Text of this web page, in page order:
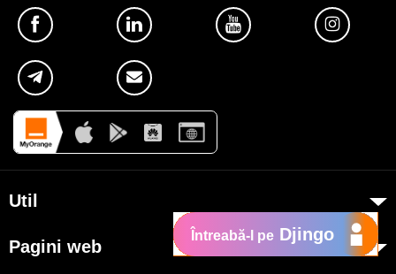
Util
Pagini web
Întreabă-l pe Djingo